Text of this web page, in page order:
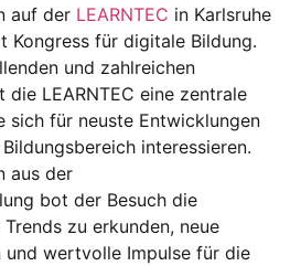
auf der LEARNTEC in Karlsruhe
Kongress für digitale Bildung.
und zahlreichen
LEARNTEC eine zentrale
sich für neuste Entwicklungen
interessieren.
aus der
bot der Besuch die
zu erkunden, neue
und wertvolle Impulse für die